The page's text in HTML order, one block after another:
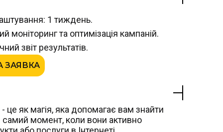
1 тиждень.
моніторинг та оптимізація кампаній.
звіт результатів.
ЗАЯВКА
як магія, яка допомагає вам знайти
самий момент, коли вони активно